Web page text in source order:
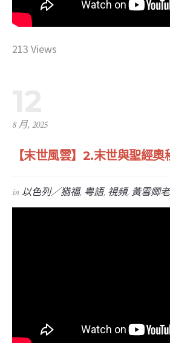
213 Views
8 月, 2025
【末世風雲】2.末世與聖經奧
in 以色列／猶福, 粤語, 視頻,黃雪卿